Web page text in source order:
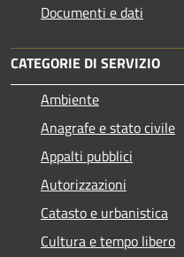
Documenti e dati
CATEGORIE DI SERVIZIO
Ambiente
Anagrafe e stato civile
Appalti pubblici
Autorizzazioni
Catasto e urbanistica
Cultura e tempo libero